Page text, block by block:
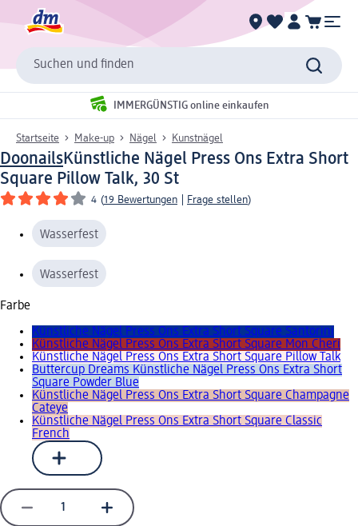
Suchen und finden
IMMERGÜNSTIG online einkaufen
Startseite Make-up Nägel Kunstnägel
DoonailsKünstliche Nägel Press Ons Extra Short
Square Pillow Talk, 30 St
4 (19 Bewertungen Frage stellen)
Wasserfest
Wasserfest
Farbe
Künstliche Nägel Press Ons Extra Short Square Santorini
Künstliche Nägel Press Ons Extra Short Square Mon Cheri
Künstliche Nägel Press Ons Extra Short Square Pillow Talk
Buttercup Dreams Künstliche Nägel Press Ons Extra Short
Square Powder Blue
Künstliche Nägel Press Ons Extra Short Square Champagne
Cateye
Künstliche Nägel Press Ons Extra Short Square Classic
French